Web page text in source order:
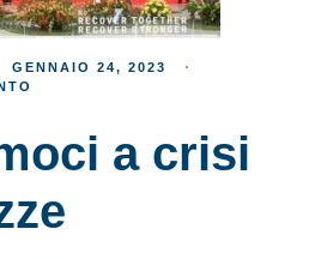
GENNAIO 24, 2023
a crisi